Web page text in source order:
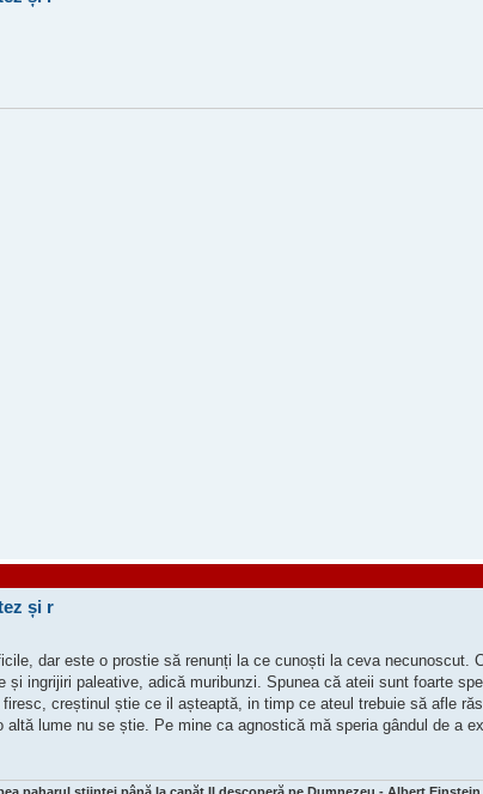
și r
dar este o prostie să renunți la ce cunoști la ceva necunoscut.
ingrijiri paleative, adică muribunzi. Spunea că ateii sunt foarte
creștinul știe ce il așteaptă, in timp ce ateul trebuie să afle
lume nu se știe. Pe mine ca agnostică mă speria gândul de a